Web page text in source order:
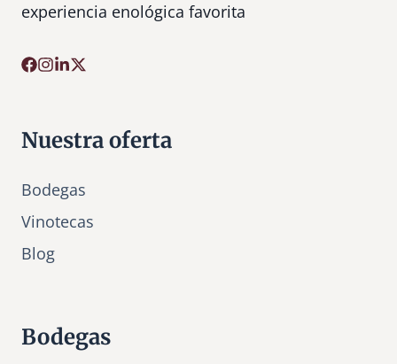
experiencia enológica favorita
Nuestra oferta
Bodegas
Vinotecas
Blog
Bodegas